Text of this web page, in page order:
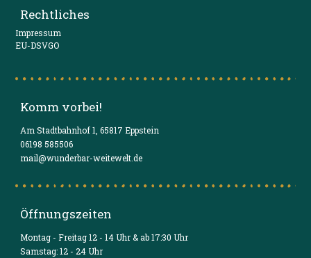
Rechtliches
Impressum
EU-DSVGO
Komm vorbei!
Am Stadtbahnhof 1, 65817 Eppstein
06198 585506
mail@wunderbar-weitewelt.de
Öffnungszeiten
Montag - Freitag 12 - 14 Uhr & ab 17:30 Uhr
Samstag: 12 - 24 Uhr